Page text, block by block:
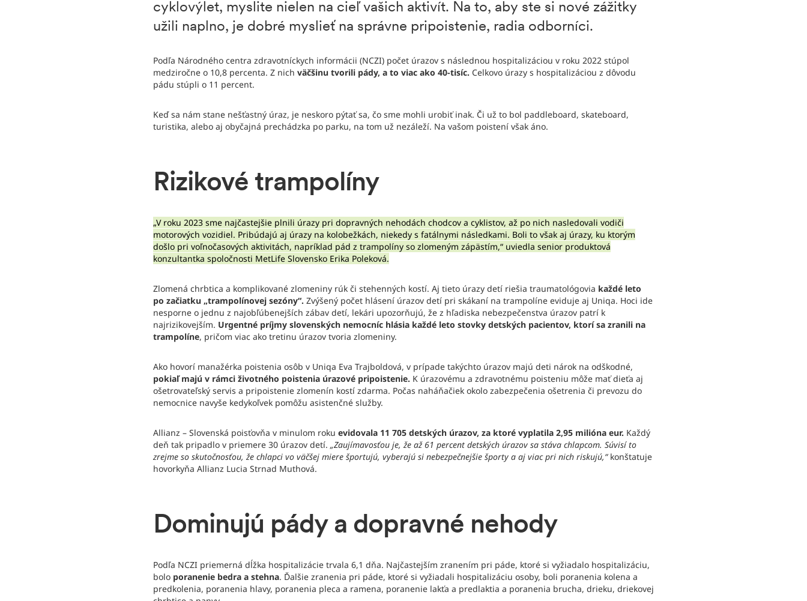
cyklovýlet, myslite nielen na cieľ vašich aktivít. Na to, aby ste si nové zážitky
užili naplno, je dobré myslieť na správne pripoistenie, radia odborníci.
Podľa Národného centra zdravotníckych informácii (NCZI) počet úrazov s následnou hospitalizáciou v roku 2022 stúpol
medziročne o 10,8 percenta. Z nich väčšinu tvorili pády, a to viac ako 40-tisíc. Celkovo úrazy s hospitalizáciou z dôvodu
pádu stúpli o 11 percent.
Keď sa nám stane nešťastný úraz, je neskoro pýtať sa, čo sme mohli urobiť inak. Či už to bol paddleboard, skateboard,
turistika, alebo aj obyčajná prechádzka po parku, na tom už nezáleží. Na vašom poistení však áno.
Rizikové trampolíny
„V roku 2023 sme najčastejšie plnili úrazy pri dopravných nehodách chodcov a cyklistov, až po nich nasledovali vodiči
motorových vozidiel. Pribúdajú aj úrazy na kolobežkách, niekedy s fatálnymi následkami. Boli to však aj úrazy, ku ktorým
došlo pri voľnočasových aktivitách, napríklad pád z trampolíny so zlomeným zápästím,“ uviedla senior produktová
konzultantka spoločnosti MetLife Slovensko Erika Poleková.
Zlomená chrbtica a komplikované zlomeniny rúk či stehenných kostí. Aj tieto úrazy detí riešia traumatológovia každé leto
po začiatku „trampolínovej sezóny“. Zvýšený počet hlásení úrazov detí pri skákaní na trampolíne eviduje aj Uniqa. Hoci ide
nesporne o jednu z najobľúbenejších zábav detí, lekári upozorňujú, že z hľadiska nebezpečenstva úrazov patrí k
najrizikovejším. Urgentné príjmy slovenských nemocníc hlásia každé leto stovky detských pacientov, ktorí sa zranili na
trampolíne, pričom viac ako tretinu úrazov tvoria zlomeniny.
Ako hovorí manažérka poistenia osôb v Uniqa Eva Trajboldová, v prípade takýchto úrazov majú deti nárok na odškodné,
pokiaľ majú v rámci životného poistenia úrazové pripoistenie. K úrazovému a zdravotnému poisteniu môže mať dieťa aj
ošetrovateľský servis a pripoistenie zlomenín kostí zdarma. Počas naháňačiek okolo zabezpečenia ošetrenia či prevozu do
nemocnice navyše kedykoľvek pomôžu asistenčné služby.
Allianz – Slovenská poisťovňa v minulom roku evidovala 11 705 detských úrazov, za ktoré vyplatila 2,95 milióna eur. Každý
deň tak pripadlo v priemere 30 úrazov detí. „Zaujímavosťou je, že až 61 percent detských úrazov sa stáva chlapcom. Súvisí to
zrejme so skutočnosťou, že chlapci vo väčšej miere športujú, vyberajú si nebezpečnejšie športy a aj viac pri nich riskujú,“konštatuje
hovorkyňa Allianz Lucia Strnad Muthová.
Dominujú pády a dopravné nehody
Podľa NCZI priemerná dĺžka hospitalizácie trvala 6,1 dňa. Najčastejším zranením pri páde, ktoré si vyžiadalo hospitalizáciu,
bolo poranenie bedra a stehna. Ďalšie zranenia pri páde, ktoré si vyžiadali hospitalizáciu osoby, boli poranenia kolena a
predkolenia, poranenia hlavy, poranenia pleca a ramena, poranenie lakťa a predlaktia a poranenia brucha, drieku, driekovej